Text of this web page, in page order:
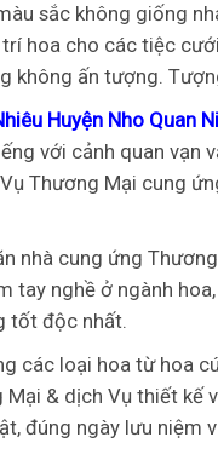
sắc không giống
hoa cho các tiệc
không ấn tượng.
Huyện Nho Quan
với cảnh quan vạn
Thương Mại cung
nhà cung ứng
tay nghề ở ngành
tốt độc nhất.
các loại hoa từ hoa
& dịch Vụ thiết
đúng ngày lưu niệm